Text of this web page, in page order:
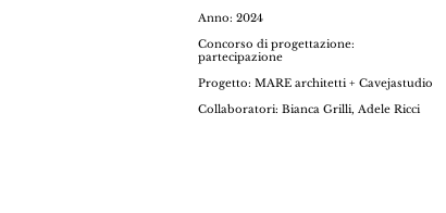
Anno: 2024
Concorso di progettazione:
partecipazione
Progetto: MARE architetti + Cavejastudio
Collaboratori: Bianca Grilli, Adele Ricci